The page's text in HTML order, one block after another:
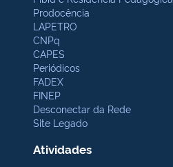
Prodocência
LAPETRO
CNPq
CAPES
Periódicos
FADEX
FINEP
Desconectar da Rede
Site Legado
Atividades